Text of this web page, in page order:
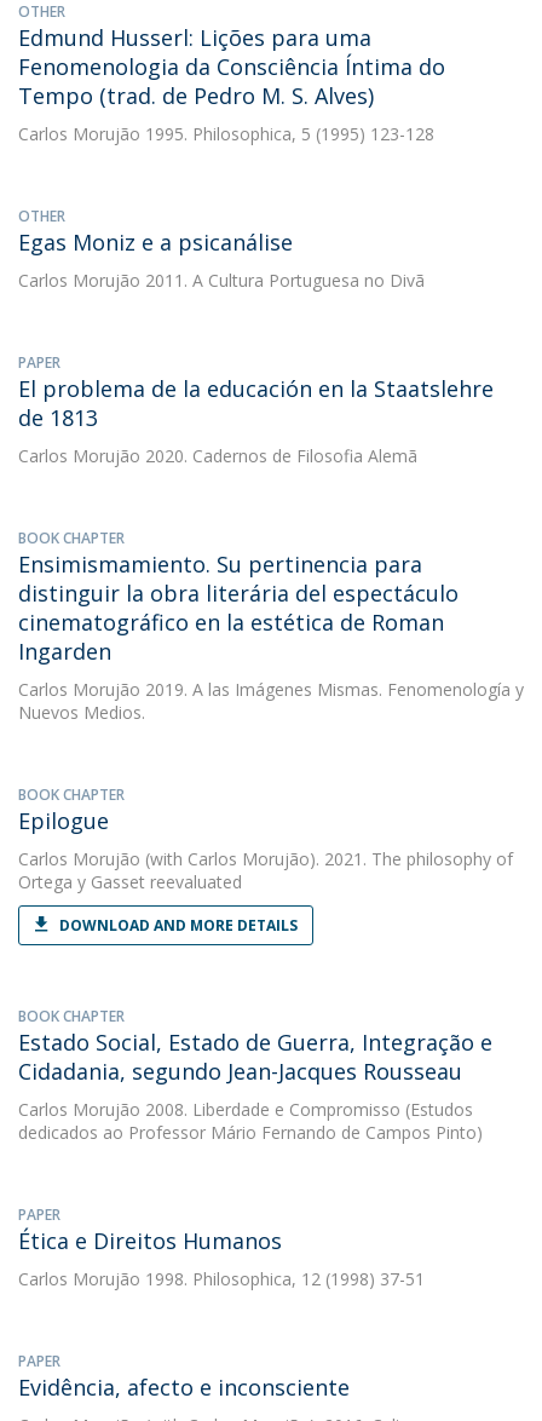
OTHER
Edmund Husserl: Lições para uma
Fenomenologia da Consciência Íntima do
Tempo (trad. de Pedro M. S. Alves)
Carlos Morujão 1995. Philosophica, 5 (1995) 123-128
OTHER
Egas Moniz e a psicanálise
Carlos Morujão 2011. A Cultura Portuguesa no Divã
PAPER
El problema de la educación en la Staatslehre
de 1813
Carlos Morujão 2020. Cadernos de Filosofia Alemã
BOOK CHAPTER
Ensimismamiento. Su pertinencia para
distinguir la obra literária del espectáculo
cinematográfico en la estética de Roman
Ingarden
Carlos Morujão 2019. A las Imágenes Mismas. Fenomenología y
Nuevos Medios.
BOOK CHAPTER
Epilogue
Carlos Morujão (with Carlos Morujão). 2021. The philosophy of
Ortega y Gasset reevaluated
DOWNLOAD AND MORE DETAILS
BOOK CHAPTER
Estado Social, Estado de Guerra, Integração e
Cidadania, segundo Jean-Jacques Rousseau
Carlos Morujão 2008. Liberdade e Compromisso (Estudos
dedicados ao Professor Mário Fernando de Campos Pinto)
PAPER
Ética e Direitos Humanos
Carlos Morujão 1998. Philosophica, 12 (1998) 37-51
PAPER
Evidência, afecto e inconsciente